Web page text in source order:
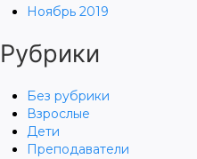
Ноябрь 2019
Рубрики
Без рубрики
Взрослые
Дети
Преподаватели